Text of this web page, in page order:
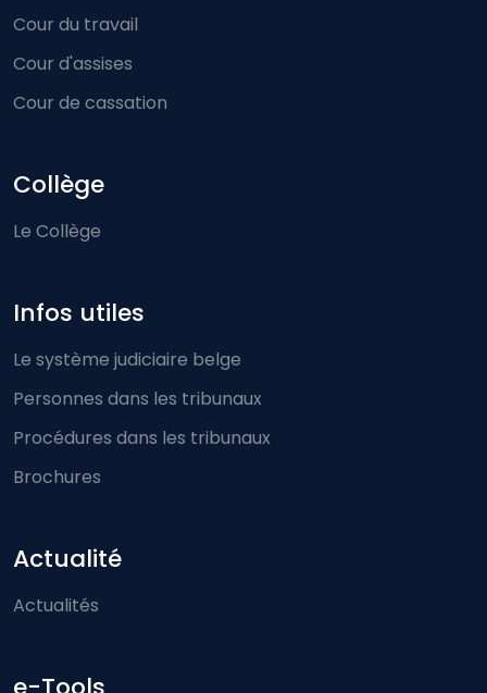
Cour du travail
Cour d'assises
Cour de cassation
Collège
Le Collège
Infos utiles
Le système judiciaire belge
Personnes dans les tribunaux
Procédures dans les tribunaux
Brochures
Actualité
Actualités